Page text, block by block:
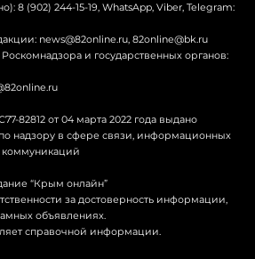
8 (902) 244-15-19, WhatsApp, Viber, Telegram:
news@82online.ru, 82online@bk.ru
и государственных органов:
82812 от 04 марта 2022 года выдано
надзору в сфере связи, информационных
коммуникаций
“Крым онлайн”
за достоверность информации,
объявлениях.
справочной информации.